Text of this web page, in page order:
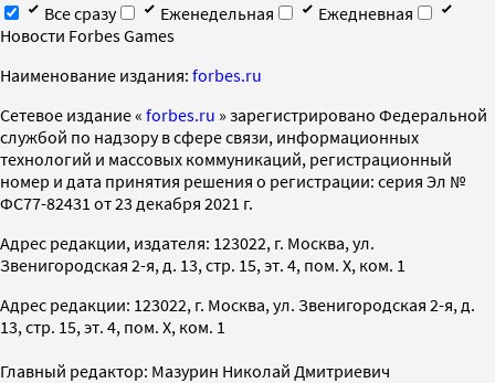
Все сразу
Еженедельная
Ежедневная
Новости Forbes Games
Наименование издания: forbes.ru
Cетевое издание « forbes.ru » зарегистрировано Федеральной
службой по надзору в сфере связи, информационных
технологий и массовых коммуникаций, регистрационный
номер и дата принятия решения о регистрации: серия Эл №
ФС77-82431 от 23 декабря 2021 г.
Адрес редакции, издателя: 123022, г. Москва, ул.
Звенигородская 2-я, д. 13, стр. 15, эт. 4, пом. X, ком. 1
Адрес редакции: 123022, г. Москва, ул. Звенигородская 2-я, д.
13, стр. 15, эт. 4, пом. X, ком. 1
Главный редактор: Мазурин Николай Дмитриевич